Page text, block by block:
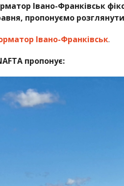
Івано-Франківськ
пропонуємо
Івано-Франківськ.
пропонує: